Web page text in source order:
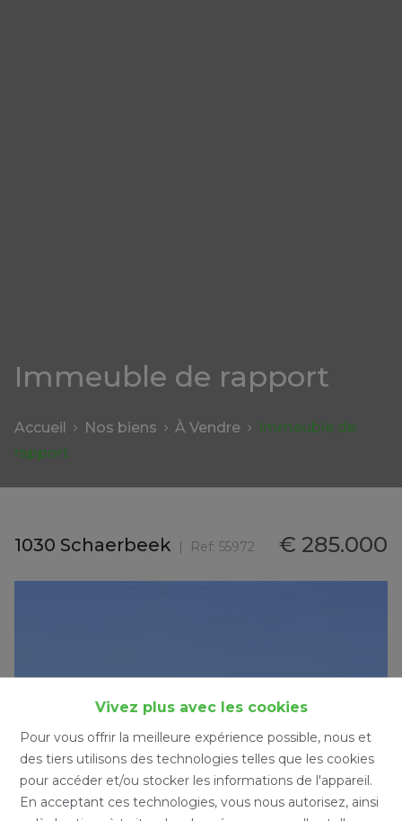
Vivez plus avec les cookies
Pour vous offrir la meilleure expérience possible, nous et
des tiers utilisons des technologies telles que les cookies
pour accéder et/ou stocker les informations de l'appareil.
En acceptant ces technologies, vous nous autorisez, ainsi
Immeuble de rapport
Accueil Nos biens À Vendre
Immeuble de
rapport
1030 Schaerbeek Ref: 55972 € 285.000